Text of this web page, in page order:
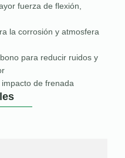
fuerza de flexión,
la corrosión y atmosfera
para reducir ruidos y
de frenada